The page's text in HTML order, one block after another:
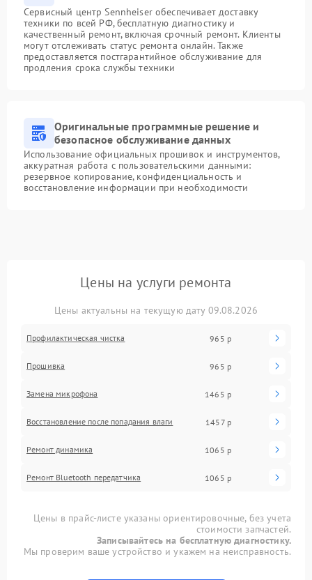
Сервисный центр Sennheiser обеспечивает доставку
техники по всей РФ, бесплатную диагностику и
качественный ремонт, включая срочный ремонт. Клиенты
могут отслеживать статус ремонта онлайн. Также
предоставляется постгарантийное обслуживание для
продления срока службы техники
Оригинальные программные решение и
безопасное обслуживание данных
Использование официальных прошивок и инструментов,
аккуратная работа с пользовательскими данными:
резервное копирование, конфиденциальность и
восстановление информации при необходимости
Цены на услуги ремонта
Цены актуальны на текущую дату 09.08.2026
Профилактическая чистка 965 р
Прошивка 965 р
Замена микрофона 1465 р
Восстановление после попадания влаги 1457 р
Ремонт динамика 1065 р
Ремонт Bluetooth передатчика 1065 р
Цены в прайс-листе указаны ориентировочные, без учета
стоимости запчастей.
Записывайтесь на бесплатную диагностику.
Мы проверим ваше устройство и укажем на неисправность.